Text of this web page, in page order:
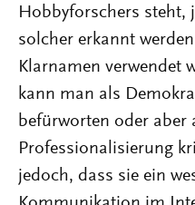
Hobbyforschers steht,
solcher erkannt
Klarnamen verwendet
kann man als
befürworten oder aber
Professionalisierung
jedoch, dass sie ein